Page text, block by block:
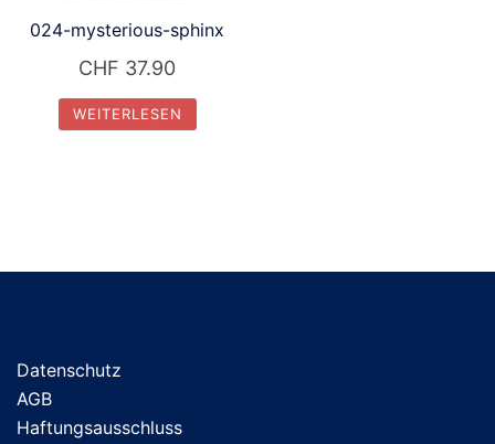
024-mysterious-sphinx
CHF 37.90
WEITERLESEN
Datenschutz
AGB
Haftungsausschluss